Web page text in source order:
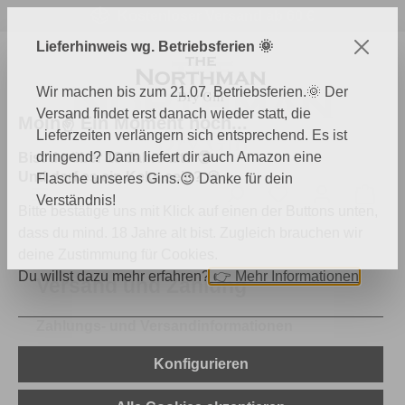
Versand und Zahlung
Zahlarten und Versandkosten
Moin✌️ Ein Moment noch...
Bist du über 18 Jahre alt? 🔞
Und darf es ein Keks sein? 🍪
Du willst dazu mehr erfahren? 👉 Mehr Informationen
Konfigurieren
Lieferhinweis wg. Betriebsferien 🌞
Wir machen bis zum 21.07. Betriebsferien.🌞 Der
Versand findet erst danach wieder statt, die
Lieferzeiten verlängern sich entsprechend. Es ist
dringend? Dann liefert dir auch Amazon eine
Flasche unseres Gins.😉 Danke für dein
Verständnis!